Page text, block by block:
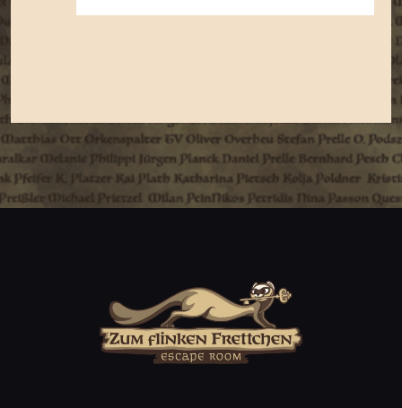
Dies ist mein zusätzliches Div im Footer.